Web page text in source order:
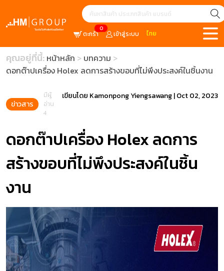
0
ตะกร้า เข้าสู่ระบบ ไทย
คุณอยู่ที่นี้: หน้าหลัก
บทความ
ดอกต๊าปเครื่อง Holex ลดการสร้างขอบที่ไม่พึงประสงค์ในชิ้นงาน
ข่าวสาร
มีผู้
อ่าน
4
เขียนโดย Kamonpong Yiengsawang|Oct 02, 2023
ดอกต๊าปเครื่อง Holex ลดการ
สร้างขอบที่ไม่พึงประสงค์ในชิ้น
งาน